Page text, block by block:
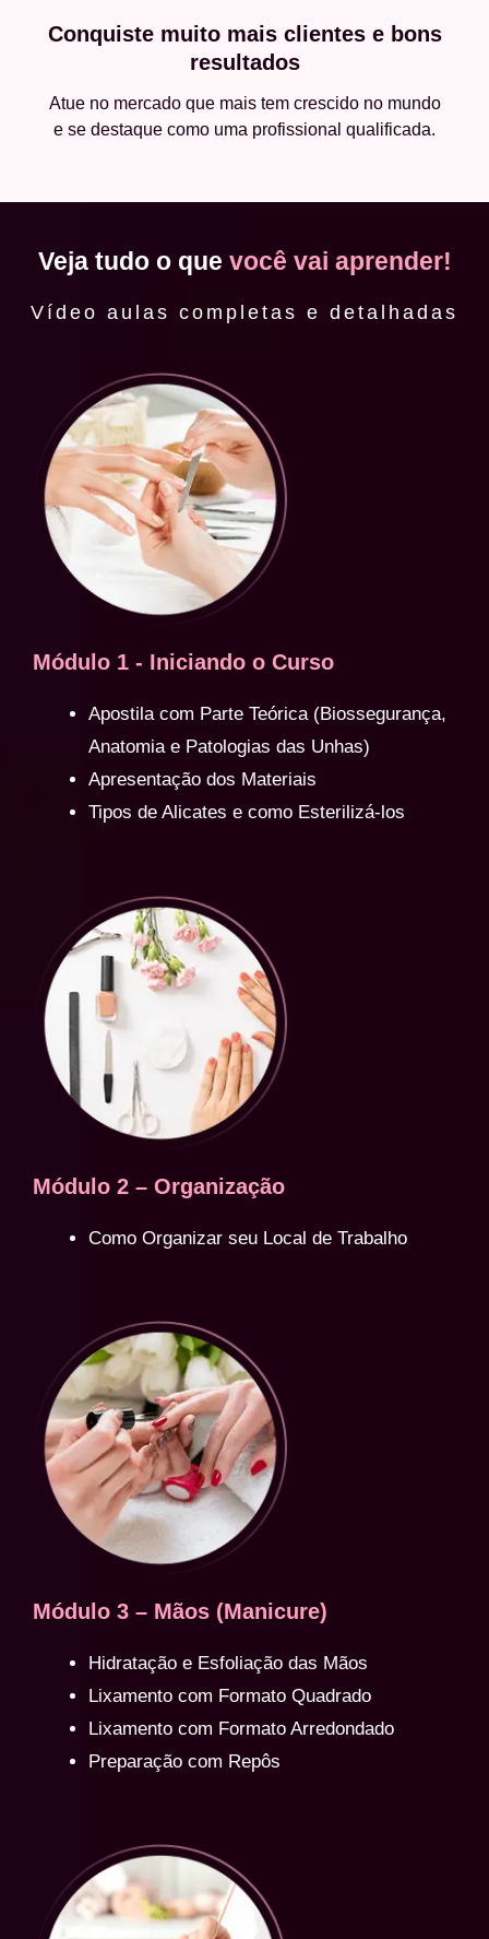
Conquiste muito mais clientes e bons
resultados
Atue no mercado que mais tem crescido no mundo
e se destaque como uma profissional qualificada.
Veja tudo o que você vai aprender!
Vídeo aulas completas e detalhadas
Módulo 1 - Iniciando o Curso
Apostila com Parte Teórica (Biossegurança,
Anatomia e Patologias das Unhas)
Apresentação dos Materiais
Tipos de Alicates e como Esterilizá-los
Módulo 2 – Organização
Como Organizar seu Local de Trabalho
Módulo 3 – Mãos (Manicure)
Hidratação e Esfoliação das Mãos
Lixamento com Formato Quadrado
Lixamento com Formato Arredondado
Preparação com Repôs